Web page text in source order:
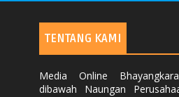
TENTANG KAMI
Media Online
dibawah Naungan